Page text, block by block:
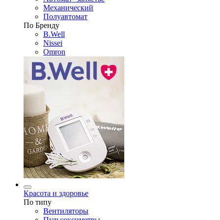
Механический
Полуавтомат
По Бренду
B.Well
Nissei
Omron
Красота и здоровье
По типу
Вентиляторы